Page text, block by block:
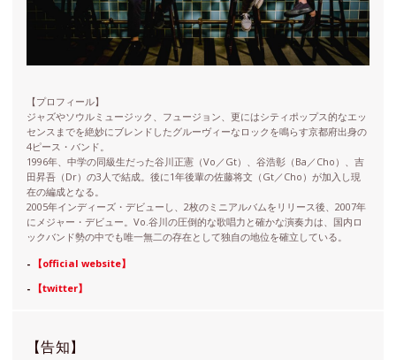
【プロフィール】
ジャズやソウルミュージック、フュージョン、更にはシティポップス的なエッ
センスまでを絶妙にブレンドしたグルーヴィーなロックを鳴らす京都府出身の
4ピース・バンド。
1996年、中学の同級⽣だった谷川正憲（Vo／Gt）、谷浩彰（Ba／Cho）、吉
田昇吾（Dr）の3人で結成。後に1年後輩の佐藤将文（Gt／Cho）が加入し現
在の編成となる。
2005年インディーズ・デビューし、2枚のミニアルバムをリリース後、2007年
にメジャー・デビュー。Vo.谷川の圧倒的な歌唱⼒と確かな演奏⼒は、国内ロ
ックバンド勢の中でも唯一無二の存在として独自の地位を確立している。
-
【official website】
-
【twitter】
【告知】